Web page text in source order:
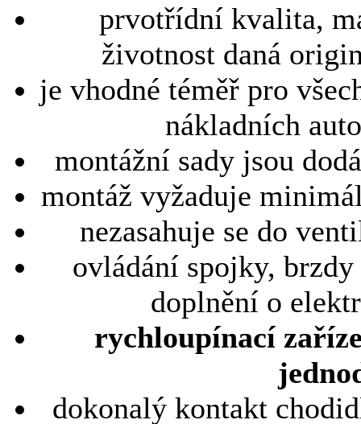
prvotřídní kvalita,
životnost daná
je vhodné téměř pro
nákladních
montážní sady jsou
montáž vyžaduje
nezasahuje se do
ovládání spojky,
doplnění o
rychloupínací
dokonalý kontakt